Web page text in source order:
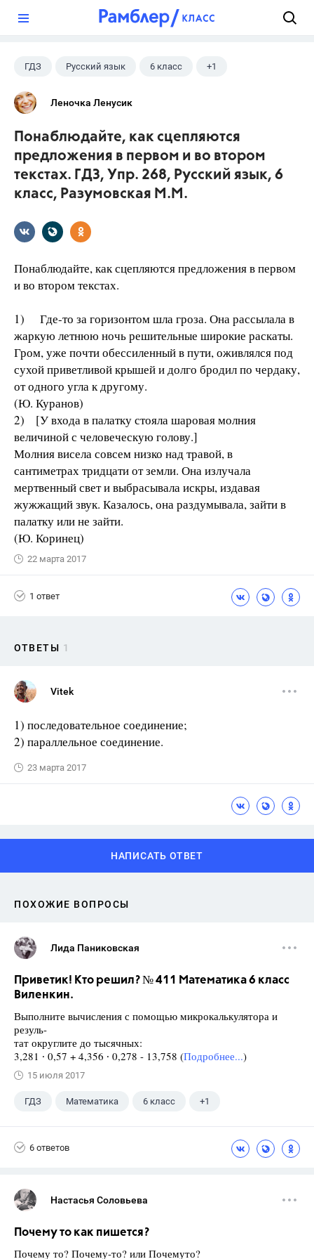
ГДЗ Русский язык 6 класс +1
Разумовская М.М.
Леночка Ленусик
Понаблюдайте, как сцепляются
предложения в первом и во втором
текстах. ГДЗ, Упр. 268, Русский язык, 6
класс, Разумовская М.М.
Понаблюдайте, как сцепляются предложения в первом
и во втором текстах.
1) Где-то за горизонтом шла гроза. Она рассылала в
жаркую летнюю ночь решительные широкие раскаты.
Гром, уже почти обессиленный в пути, оживлялся под
сухой приветливой крышей и долго бродил по чердаку,
от одного угла к другому.
(Ю. Куранов)
2) [У входа в палатку стояла шаровая молния
величиной с человеческую голову.]
Молния висела совсем низко над травой, в
сантиметрах тридцати от земли. Она излучала
мертвенный свет и выбрасывала искры, издавая
жужжащий звук. Казалось, она раздумывала, зайти в
палатку или не зайти.
(Ю. Коринец)
22 марта 2017
1 ответ
ОТВЕТЫ 1
Vitek
1) последовательное соединение;
2) параллельное соединение.
23 марта 2017
НАПИСАТЬ ОТВЕТ
ПОХОЖИЕ ВОПРОСЫ
Лида Паниковская
Приветик! Кто решил? № 411 Математика 6 класс
Виленкин.
Выполните вычисления с помощью микрокалькулятора и
резуль-
тат округлите до тысячных:
3,281 ∙ 0,57 + 4,356 ∙ 0,278 - 13,758 (Подробнее...)
15 июля 2017
ГДЗ Математика 6 класс +1
6 ответов
Настасья Соловьева
Почему то как пишется?
Почему то? Почему-то? или Почемуто?